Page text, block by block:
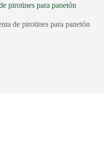
pirotines para panetón
de pirotines para panetón